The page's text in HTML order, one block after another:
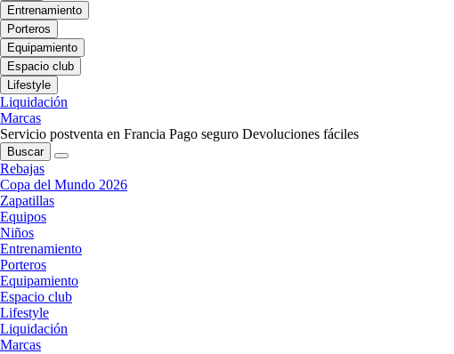
Entrenamiento
Porteros
Equipamiento
Espacio club
Lifestyle
Liquidación
Marcas
Servicio postventa en Francia Pago seguro Devoluciones fáciles
Buscar
Rebajas
Copa del Mundo 2026
Zapatillas
Equipos
Niños
Entrenamiento
Porteros
Equipamiento
Espacio club
Lifestyle
Liquidación
Marcas